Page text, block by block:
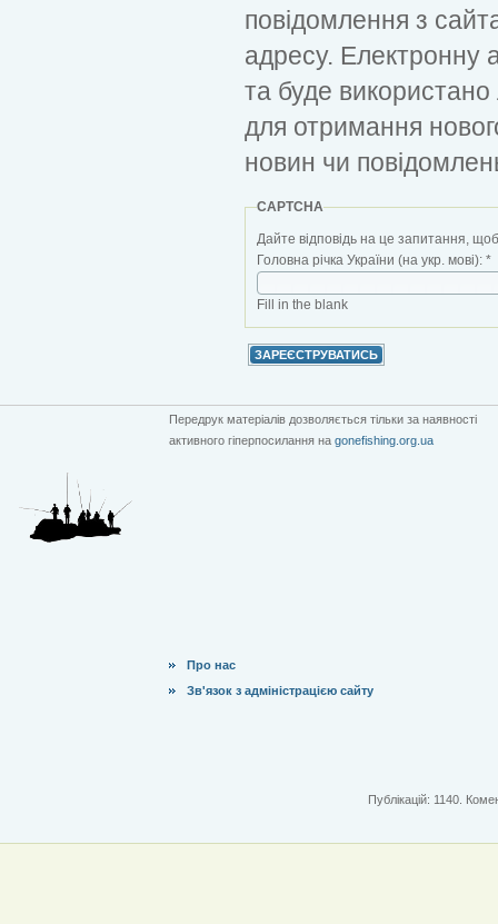
повідомлення з
адресу. Електронну
та буде
для отримання
новин чи
CAPTCHA
Дайте відповідь на це запитання,
Головна річка України (на укр. мові): *
Fill in the blank
Передрук матеріалів дозволяється тільки за наявності
активного гіперпосилання на gonefishing.org.ua
Про нас
Зв'язок з адміністрацією сайту
Публікацій: 1140.